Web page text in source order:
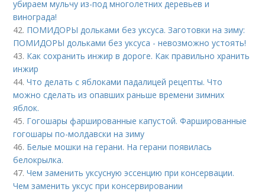
убираем мульчу из-под многолетних деревьев и
винограда!
42. ПОМИДОРЫ дольками без уксуса. Заготовки на зиму:
ПОМИДОРЫ дольками без уксуса - невозможно устоять!
43. Как сохранить инжир в дороге. Как правильно хранить
инжир
44.Что делать с яблоками падалицей рецепты. Что
можно сделать из опавших раньше времени зимних
яблок.
45. Гогошары фаршированные капустой. Фаршированные
гогошары по-молдавски на зиму
46. Белые мошки на герани. На герани появилась
белокрылка.
47.Чем заменить уксусную эссенцию при консервации.
Чем заменить уксус при консервировании